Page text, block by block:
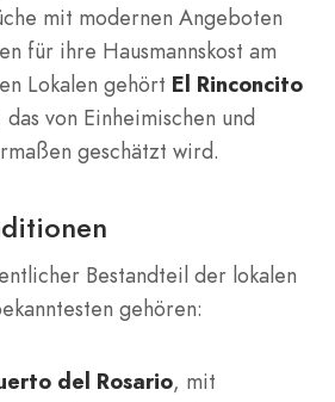
mit modernen Angeboten
für ihre Hausmannskost am
Lokalen gehört El Rinconcito
das von Einheimischen und
geschätzt wird.
Bestandteil der lokalen
gehören:
del Rosario, mit